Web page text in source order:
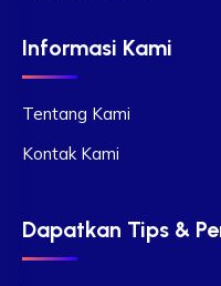
Informasi Kami
Tentang Kami
Kontak Kami
Dapatkan Tips &